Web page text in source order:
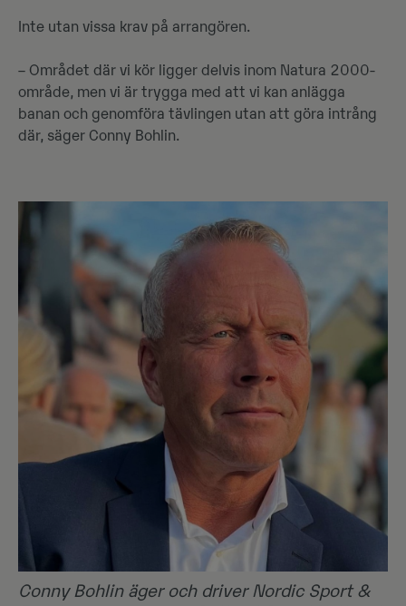
Inte utan vissa krav på arrangören.
– Området där vi kör ligger delvis inom Natura 2000-
område, men vi är trygga med att vi kan anlägga
banan och genomföra tävlingen utan att göra intrång
där, säger Conny Bohlin.
Conny Bohlin äger och driver Nordic Sport &